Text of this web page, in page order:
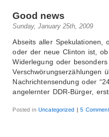
Good news
Sunday, January 25th, 2009
Abseits aller Spekulationen,
oder der neue Clinton ist,
Widerlegung oder
Verschwörungserzählungen
Nachrichtensendung oder
angelernter DDR-Bürger,
Posted inUncategorized | 5